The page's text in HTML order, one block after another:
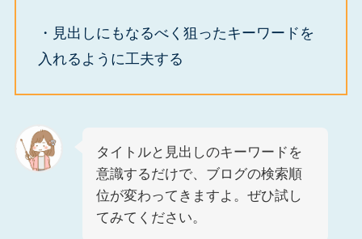
・見出しにもなるべく狙ったキーワードを
入れるように工夫する
タイトルと見出しのキーワードを
意識するだけで、ブログの検索順
位が変わってきますよ。ぜひ試し
てみてください。